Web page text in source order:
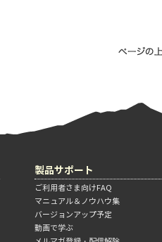
製品サポート
ご利用者さま向けFAQ
マニュアル＆ノウハウ集
バージョンアップ予定
動画で学ぶ